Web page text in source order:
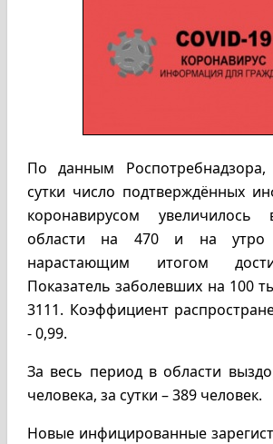
По данным Роспотребнадзора,
сутки число подтверждённых
коронавирусом увеличилось
области на 470 и на утро
нарастающим итогом
Показатель заболевших на 100
3111. Коэффициент
- 0,99.
За весь период в области
человека, за сутки – 389 человек.
Новые инфицированные